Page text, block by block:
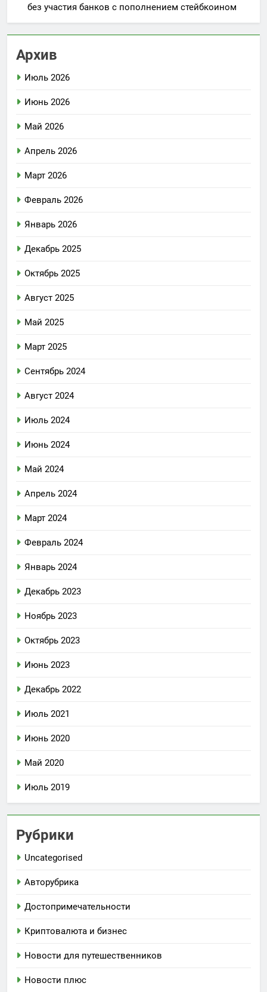
без участия банков с пополнением стейбкоином
Архив
Июль 2026
Июнь 2026
Май 2026
Апрель 2026
Март 2026
Февраль 2026
Январь 2026
Декабрь 2025
Октябрь 2025
Август 2025
Май 2025
Март 2025
Сентябрь 2024
Август 2024
Июль 2024
Июнь 2024
Май 2024
Апрель 2024
Март 2024
Февраль 2024
Январь 2024
Декабрь 2023
Ноябрь 2023
Октябрь 2023
Июнь 2023
Декабрь 2022
Июль 2021
Июнь 2020
Май 2020
Июль 2019
Рубрики
Uncategorised
Авторубрика
Достопримечательности
Криптовалюта и бизнес
Новости для путешественников
Новости плюс